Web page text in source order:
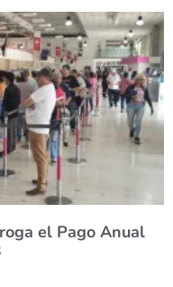
el Pago Anual